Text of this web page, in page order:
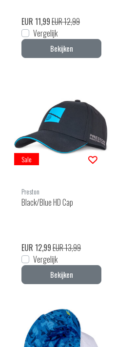
EUR 11,99EUR 12,99
Vergelijk
Bekijken
Sale
Preston
Black/Blue HD Cap
EUR 12,99EUR 13,99
Vergelijk
Bekijken